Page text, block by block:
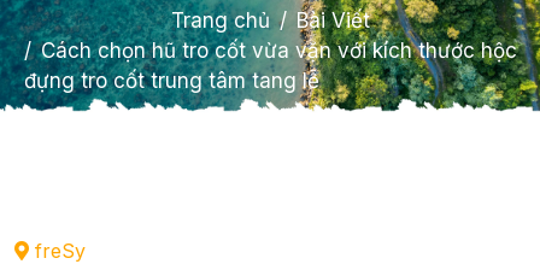
Trang chủ
Bài Viết
Cách chọn hũ tro cốt vừa vặn với kích thước hộc
đựng tro cốt trung tâm tang lễ
freSy